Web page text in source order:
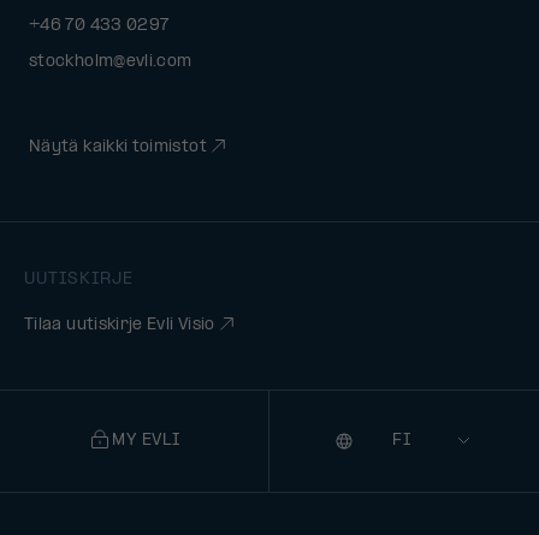
UUTISKIRJE
Tilaa uutiskirje Evli Visio
+46 70 433 0297
stockholm@evli.com
Näytä kaikki toimistot
MY EVLI
Selecting
Kieli